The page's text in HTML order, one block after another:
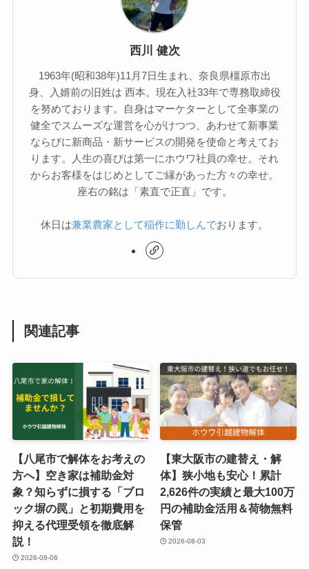
西川 健次
1963年(昭和38年)11月7日生まれ、奈良県橿原市出
身、入婿前の旧姓は 西本。現在入社33年で専務取締役
を努めております。自身はマーケターとして全事業の
健全でスムーズな運営を心がけつつ、あわせて新事業
ならびに新商品・新サービスの開発を使命と考えてお
ります。人生の喜びは第一にホウワ社員の幸せ。それ
からお客様をはじめとしてご縁があった方々の幸せ。
座右の銘は「素直で正直」です。
休日は兼業農家として稲作に勤しんでおります。
関連記事
【八尾市で解体をお考えの
方へ】空き家は補助金対
象？知らずに損する「ブロ
ック塀の罠」と初期費用を
抑える代理受領を徹底解
説！
2026-08-06
【東大阪市の建替え・解
体】狭小地も安心！累計
2,626件の実績と最大100万
円の補助金活用＆荷物無料
保管
2026-08-03